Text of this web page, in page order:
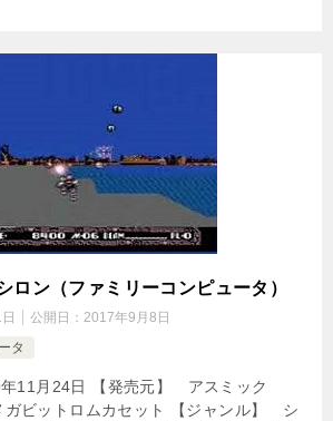
ロン（ファミリーコンピュータ）
公開日： 2017年9月8日
タ
11月24日 【発売元】 アスミック
ガビットロムカセット 【ジャンル】 シ